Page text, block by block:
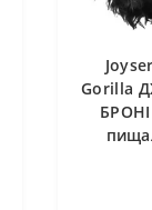
Gorilla